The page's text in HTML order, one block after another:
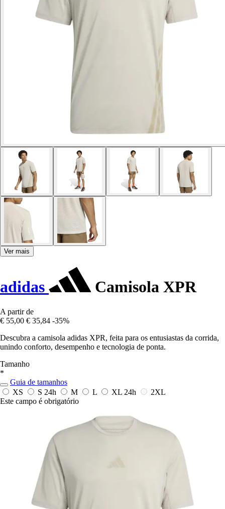
Ver mais
adidas Camisola XPR
A partir de
€ 55,00 € 35,84 -35%
Descubra a camisola adidas XPR, feita para os entusiastas da corrida,
unindo conforto, desempenho e tecnologia de ponta.
Tamanho
*
Guia de tamanhos
XS
S 24h M L XL 24h
2XL
Este campo é obrigatório